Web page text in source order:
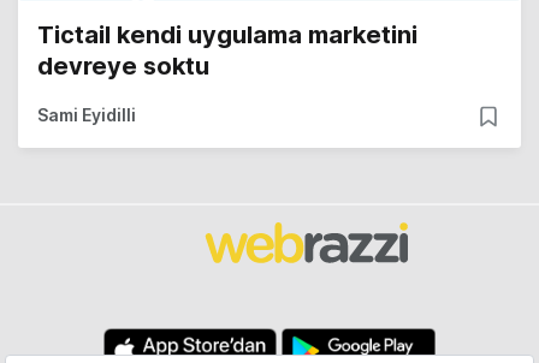
Tictail kendi uygulama marketini
devreye soktu
Sami Eyidilli